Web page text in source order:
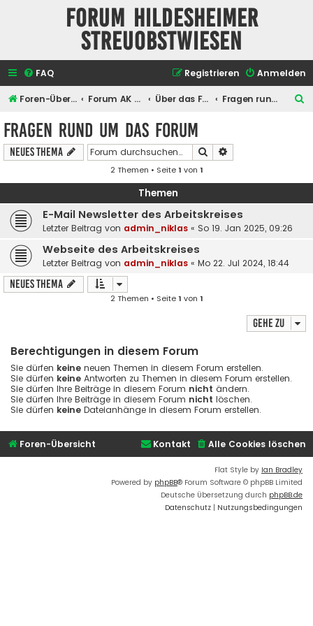
Forum Hildesheimer
Streuobstwiesen
FAQ Anmelden
Registrieren
Foren-Übersicht Forum AK Hildesheimer Streuobstwiesen Über das Forum selber Fragen rund um das Forum
Fragen rund um das Forum
Neues Thema Suche
2 Themen • Seite1 von 1
Themen
E-Mail Newsletter des Arbeitskreises
Letzter Beitrag von admin_niklas « So 19. Jan 2025, 09:26
Webseite des Arbeitskreises
Letzter Beitrag von admin_niklas « Mo 22. Jul 2024, 18:44
Neues Thema
2 Themen • Seite1 von 1
Gehe zu
Berechtigungen in diesem Forum
Sie dürfen keine neuen Themen in diesem Forum erstellen.
Sie dürfen keine Antworten zu Themen in diesem Forum erstellen.
Sie dürfen Ihre Beiträge in diesem Forum nicht ändern.
Sie dürfen Ihre Beiträge in diesem Forum nicht löschen.
Sie dürfen keine Dateianhänge in diesem Forum erstellen.
Foren-Übersicht Alle Cookies löschen
Kontakt
Flat Style by Ian Bradley
Powered by phpBB® Forum Software © phpBB Limited
Deutsche Übersetzung durch phpBB.de
Datenschutz | Nutzungsbedingungen